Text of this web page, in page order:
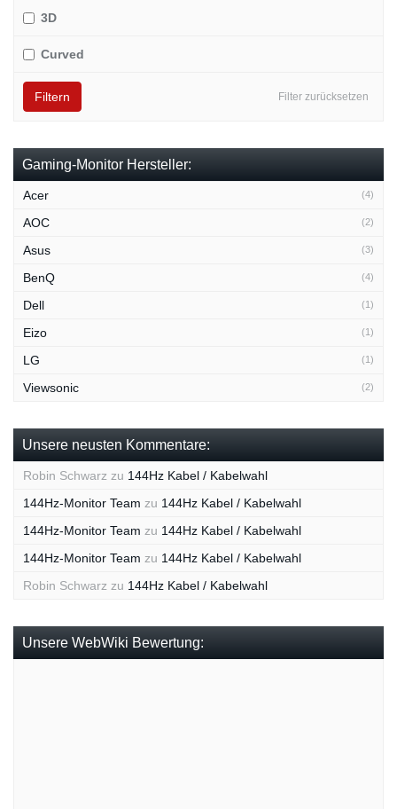
3D
Curved
Filter zurücksetzen
Filtern
Gaming-Monitor Hersteller:
Acer (4)
AOC (2)
Asus (3)
BenQ (4)
Dell (1)
Eizo (1)
LG (1)
Viewsonic (2)
Unsere neusten Kommentare:
Robin Schwarz zu 144Hz Kabel / Kabelwahl
144Hz-Monitor Team zu 144Hz Kabel / Kabelwahl
144Hz-Monitor Team zu 144Hz Kabel / Kabelwahl
144Hz-Monitor Team zu 144Hz Kabel / Kabelwahl
Robin Schwarz zu 144Hz Kabel / Kabelwahl
Unsere WebWiki Bewertung: